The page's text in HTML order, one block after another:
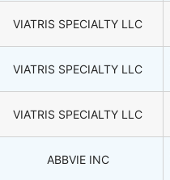
VIATRIS SPECIALTY LLC
VIATRIS SPECIALTY LLC
VIATRIS SPECIALTY LLC
ABBVIE INC